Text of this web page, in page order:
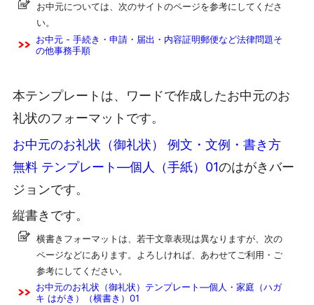
お中元については、次のサイトのページを参考にしてくださ
い。
お中元 - 手続き・申請・届出・内容証明郵便など法律問題そ
の他事務手順
本テンプレートは、ワードで作成したお中元のお
礼状のフォーマットです。
お中元のお礼状（御礼状） 例文・文例・書き方
無料 テンプレート―個人（手紙）01のはがきバー
ジョンです。
縦書きです。
横書きフォーマットは、若干文章表現は異なりますが、次の
ページなどにあります。よろしければ、あわせてご利用・ご
参考にしてください。
お中元のお礼状（御礼状）テンプレート―個人・家庭（ハガ
キ はがき）（横書き）01